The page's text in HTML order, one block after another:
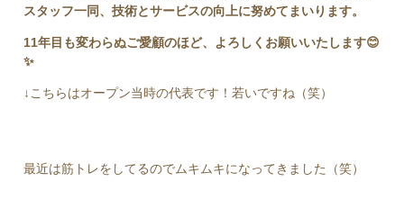
スタッフ一同、技術とサービスの向上に努めてまいります。
11年目も変わらぬご愛顧のほど、よろしくお願いいたします😊
✨
↓こちらはオープン当時の代表です！若いですね（笑）
最近は筋トレをしてるのでムキムキになってきました（笑）